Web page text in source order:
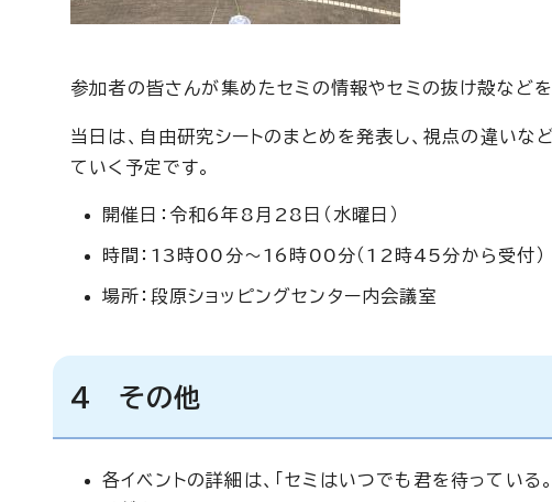
参加者の皆さんが集めたセミの情報やセミの抜け殻などを
当日は、自由研究シートのまとめを発表し、視点の違い
ていく予定です。
開催日：令和6年8月28日（水曜日）
時間：13時00分～16時00分（12時45分から受付）
場所：段原ショッピングセンター内会議室
4 その他
各イベントの詳細は、「セミはいつでも君を待ってい